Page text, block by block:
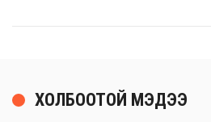
ХОЛБООТОЙ МЭДЭЭ